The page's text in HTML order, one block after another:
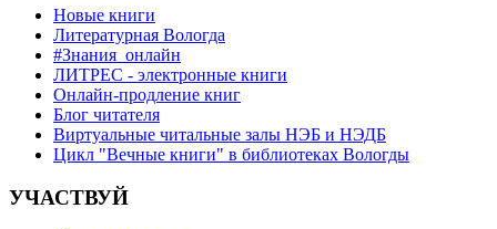
Новые книги
Литературная Вологда
#Знания_онлайн
ЛИТРЕС - электронные книги
Онлайн-продление книг
Блог читателя
Виртуальные читальные залы НЭБ и НЭДБ
Цикл "Вечные книги" в библиотеках Вологды
УЧАСТВУЙ